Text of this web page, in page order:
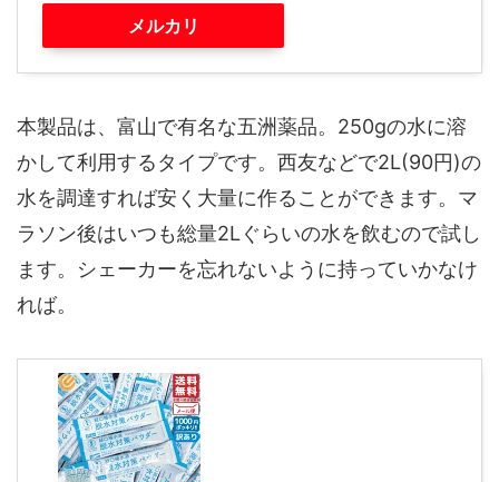
メルカリ
本製品は、富山で有名な五洲薬品。250gの水に溶
かして利用するタイプです。西友などで2L(90円)の
水を調達すれば安く大量に作ることができます。マ
ラソン後はいつも総量2Lぐらいの水を飲むので試し
ます。シェーカーを忘れないように持っていかなけ
れば。